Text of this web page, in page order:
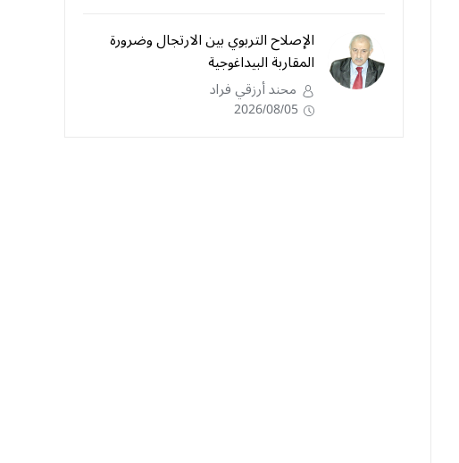
الإصلاح التربوي بين الارتجال وضرورة
المقاربة البيداغوجية
محند أرزقي فراد
2026/08/05